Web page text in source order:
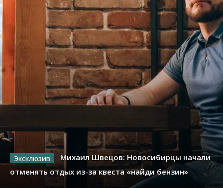
Михаил Швецов: Новосибирцы начали
отменять отдых из-за квеста «найди бензин»